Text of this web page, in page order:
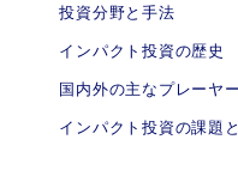
投資分野と手法
インパクト投資の歴史
国内外の主なプレーヤー
インパクト投資の課題